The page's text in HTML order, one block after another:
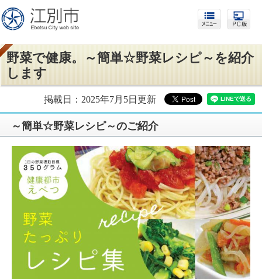
野菜で健康。～簡単☆野菜レシピ～を紹介
します
掲載日：2025年7月5日更新
～簡単☆野菜レシピ～のご紹介